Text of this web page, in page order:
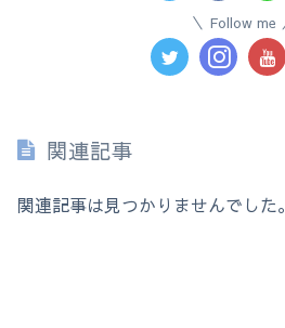
Follow me
関連記事
関連記事は見つかりませんでした。